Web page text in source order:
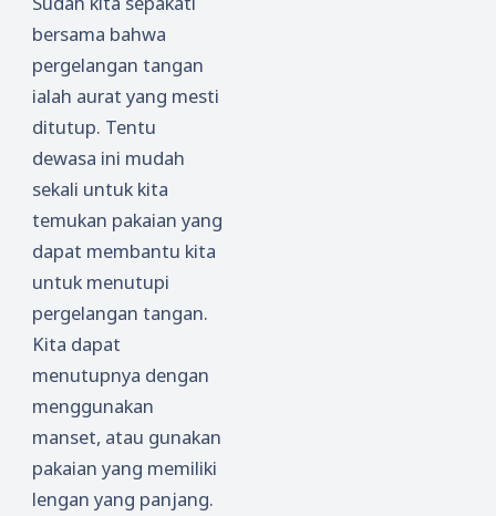
bersama bahwa
pergelangan tangan
ialah aurat yang mesti
ditutup. Tentu
dewasa ini mudah
sekali untuk kita
temukan pakaian yang
dapat membantu kita
untuk menutupi
pergelangan tangan.
Kita dapat
menutupnya dengan
menggunakan
manset, atau gunakan
pakaian yang memiliki
lengan yang panjang.